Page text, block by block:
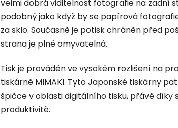
velmi dobrá viditelnost fotografie na zadní
podobný jako když by se papírová
za sklo. Současně je potisk chráněn před
strana je plně omyvatelná.
Tisk je prováděn ve vysokém rozlišení na
tiskárně MIMAKI. Tyto Japonské tiskárny
špičce v oblasti digitálního tisku, přávě díky
produktivitě.